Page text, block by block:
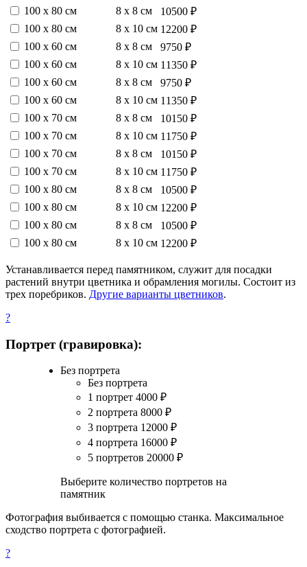
100 х 80 см
8 х 8 см
10500 ₽
100 х 80 см
8 х 10 см 12200 ₽
100 х 60 см
8 х 8 см
9750 ₽
100 х 60 см
8 х 10 см 11350 ₽
100 х 60 см
8 х 8 см
9750 ₽
100 х 60 см
8 х 10 см 11350 ₽
100 х 70 см
8 х 8 см
10150 ₽
100 х 70 см
8 х 10 см 11750 ₽
100 х 70 см
8 х 8 см
10150 ₽
100 х 70 см
8 х 10 см 11750 ₽
100 х 80 см
8 х 8 см
10500 ₽
100 х 80 см
8 х 10 см 12200 ₽
100 х 80 см
8 х 8 см
10500 ₽
100 х 80 см
8 х 10 см 12200 ₽
Устанавливается перед памятником, служит для посадки
растений внутри цветника и обрамления могилы. Состоит из
трех поребриков. Другие варианты цветников.
?
Портрет (гравировка):
Без портрета
Без портрета
1 портрет 4000 ₽
2 портрета 8000 ₽
3 портрета 12000 ₽
4 портрета 16000 ₽
5 портретов 20000 ₽
Выберите количество портретов на
памятник
Фотография выбивается с помощью станка. Максимальное
сходство портрета с фотографией.
?